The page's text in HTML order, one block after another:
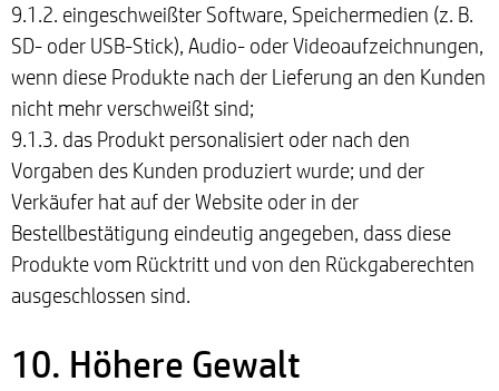
9.1.2. eingeschweißter Software, Speichermedien (z. B.
SD- oder USB-Stick), Audio- oder Videoaufzeichnungen,
wenn diese Produkte nach der Lieferung an den Kunden
nicht mehr verschweißt sind;
9.1.3. das Produkt personalisiert oder nach den
Vorgaben des Kunden produziert wurde; und der
Verkäufer hat auf der Website oder in der
Bestellbestätigung eindeutig angegeben, dass diese
Produkte vom Rücktritt und von den Rückgaberechten
ausgeschlossen sind.
10. Höhere Gewalt